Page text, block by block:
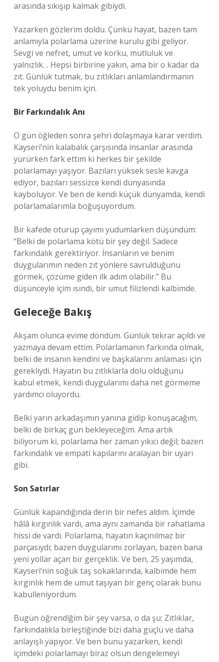
arasında sıkışıp kalmak gibiydi.
Yazarken gözlerim doldu. Çünkü hayat, bazen tam
anlamıyla polarlama üzerine kurulu gibi geliyor.
Sevgi ve nefret, umut ve korku, mutluluk ve
yalnızlık… Hepsi birbirine yakın, ama bir o kadar da
zıt. Günlük tutmak, bu zıtlıkları anlamlandırmanın
tek yoluydu benim için.
Bir Farkındalık Anı
O gün öğleden sonra şehri dolaşmaya karar verdim.
Kayseri’nin kalabalık çarşısında insanlar arasında
yürürken fark ettim ki herkes bir şekilde
polarlamayı yaşıyor. Bazıları yüksek sesle kavga
ediyor, bazıları sessizce kendi dünyasında
kayboluyor. Ve ben de kendi küçük dünyamda, kendi
polarlamalarımla boğuşuyordum.
Bir kafede oturup çayımı yudumlarken düşündüm:
“Belki de polarlama kötü bir şey değil. Sadece
farkındalık gerektiriyor. İnsanların ve benim
duygularımın neden zıt yönlere savrulduğunu
görmek, çözüme giden ilk adım olabilir.” Bu
düşünceyle içim ısındı, bir umut filizlendi kalbimde.
Geleceğe Bakış
Akşam olunca evime döndüm. Günlük tekrar açıldı ve
yazmaya devam ettim. Polarlamanın farkında olmak,
belki de insanın kendini ve başkalarını anlaması için
gerekliydi. Hayatın bu zıtlıklarla dolu olduğunu
kabul etmek, kendi duygularımı daha net görmeme
yardımcı oluyordu.
Belki yarın arkadaşımın yanına gidip konuşacağım,
belki de birkaç gün bekleyeceğim. Ama artık
biliyorum ki, polarlama her zaman yıkıcı değil; bazen
farkındalık ve empati kapılarını aralayan bir uyarı
gibi.
Son Satırlar
Günlük kapandığında derin bir nefes aldım. İçimde
hâlâ kırgınlık vardı, ama aynı zamanda bir rahatlama
hissi de vardı. Polarlama, hayatın kaçınılmaz bir
parçasıydı; bazen duygularımı zorlayan, bazen bana
yeni yollar açan bir gerçeklik. Ve ben, 25 yaşımda,
Kayseri’nin soğuk taş sokaklarında, kalbimde hem
kırgınlık hem de umut taşıyan bir genç olarak bunu
kabulleniyordum.
Bugün öğrendiğim bir şey varsa, o da şu: Zıtlıklar,
farkındalıkla birleştiğinde bizi daha güçlü ve daha
anlayışlı yapıyor. Ve ben bunu yazarken, kendi
içimdeki polarlamayı biraz olsun dengelemeyi